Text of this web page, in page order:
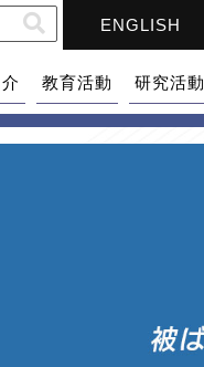
ENGLISH
教育活動 研究活動